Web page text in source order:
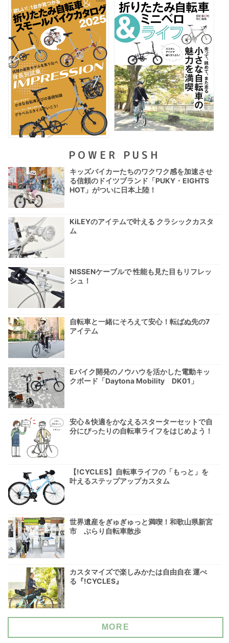
POWER PUSH
キッズバイカーたちのワクワク感を加速させ
る信頼のドイツブランド「PUKY・EIGHTS
HOT」がついに日本上陸！
KiLEYのアイテムで叶える クラシックカスタ
ム
NISSENケーブルで 性能も見た目もリフレッ
シュ！
自転車と一緒にそろえて安心！転ばぬ先の7
アイテム
Eバイク開発のノウハウを活かした電動キッ
クボード「Daytona Mobility DK01」
安心＆快適をかなえるスターターセットで自
分にぴったりの自転車ライフをはじめよう！
【!CYCLES】自転車ライフの「もっと」を
叶えるステップアップカスタム
世界遺産をぎゅぎゅっと満喫！和歌山県新宮
市 ぶらり自転車散歩
カスタマイズで楽しみかたは自由自在 運べ
る『!CYCLES』
MORE